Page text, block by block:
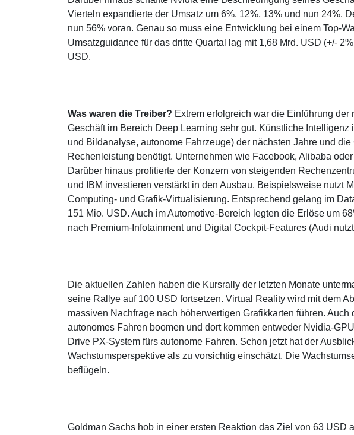
Vierteln expandierte der Umsatz um 6%, 12%, 13% und nun 24%.
nun 56% voran. Genau so muss eine Entwicklung bei einem Top-
Umsatzguidance für das dritte Quartal lag mit 1,68 Mrd. USD (+/-
USD.
Was waren die Treiber? Extrem erfolgreich war die Einführung
Geschäft im Bereich Deep Learning sehr gut. Künstliche
und Bildanalyse, autonome Fahrzeuge) der nächsten Jahre und
Rechenleistung benötigt. Unternehmen wie Facebook, Alibaba
Darüber hinaus profitierte der Konzern von steigenden
und IBM investieren verstärkt in den Ausbau. Beispielsweise nutzt
Computing- und Grafik-Virtualisierung. Entsprechend gelang im
151 Mio. USD. Auch im Automotive-Bereich legten die Erlöse um
nach Premium-Infotainment und Digital Cockpit-Features (Audi
Die aktuellen Zahlen haben die Kursrally der letzten Monate
seine Rallye auf 100 USD fortsetzen. Virtual Reality wird mit dem
massiven Nachfrage nach höherwertigen Grafikkarten führen.
autonomes Fahren boomen und dort kommen entweder Nvidia-
Drive PX-System fürs autonome Fahren. Schon jetzt hat der
Wachstumsperspektive als zu vorsichtig einschätzt. Die
beflügeln.
Goldman Sachs hob in einer ersten Reaktion das Ziel von 63 USD